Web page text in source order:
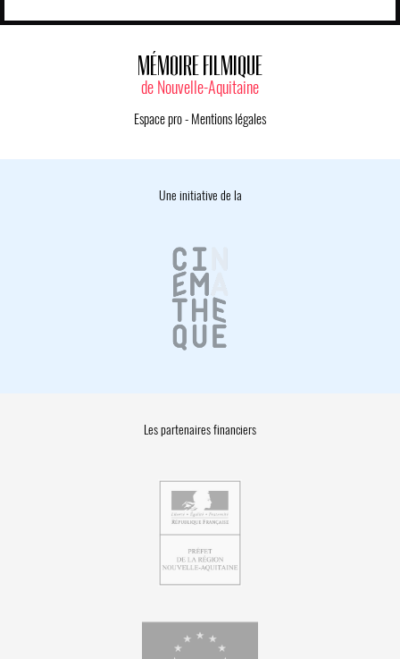
MÉMOIRE FILMIQUE
de Nouvelle-Aquitaine
Espace pro- Mentions légales
Une initiative de la
Les partenaires financiers